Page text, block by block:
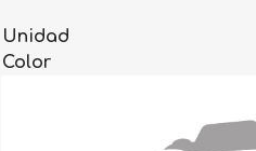
Unidad
Color